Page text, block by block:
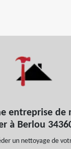
entreprise de
à Berlou
un nettoyage de